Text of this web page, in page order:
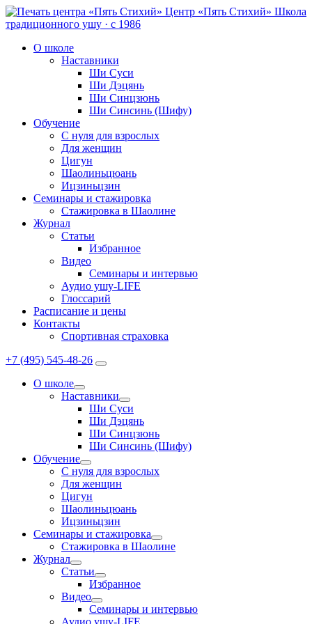
Центр «Пять Стихий» Школа
традиционного ушу · с 1986
О школе
Наставники
Ши Суси
Ши Дэцянь
Ши Синцзюнь
Ши Синсинь (Шифу)
Обучение
С нуля для взрослых
Для женщин
Цигун
Шаолиньцюань
Ицзиньцзин
Семинары и стажировка
Стажировка в Шаолине
Журнал
Статьи
Избранное
Видео
Семинары и интервью
Аудио ушу-LIFE
Глоссарий
Расписание и цены
Контакты
Спортивная страховка
+7 (495) 545-48-26
О школе
Наставники
Ши Суси
Ши Дэцянь
Ши Синцзюнь
Ши Синсинь (Шифу)
Обучение
С нуля для взрослых
Для женщин
Цигун
Шаолиньцюань
Ицзиньцзин
Семинары и стажировка
Стажировка в Шаолине
Журнал
Статьи
Избранное
Видео
Семинары и интервью
Аудио ушу-LIFE